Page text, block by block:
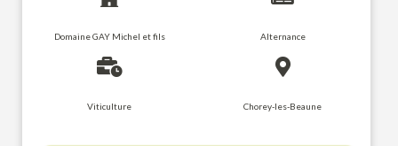
Domaine GAY Michel et fils Alternance
Viticulture Chorey-les-Beaune